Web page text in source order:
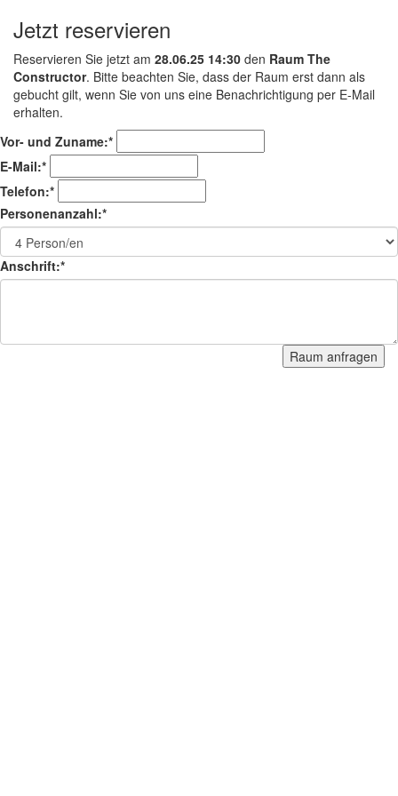
Jetzt reservieren
Reservieren Sie jetzt am 28.06.25 14:30 den Raum The
Constructor. Bitte beachten Sie, dass der Raum erst dann als
gebucht gilt, wenn Sie von uns eine Benachrichtigung per E-Mail
erhalten.
Vor- und Zuname:*
E-Mail:*
Telefon:*
Personenanzahl:*
Anschrift:*
Raum anfragen